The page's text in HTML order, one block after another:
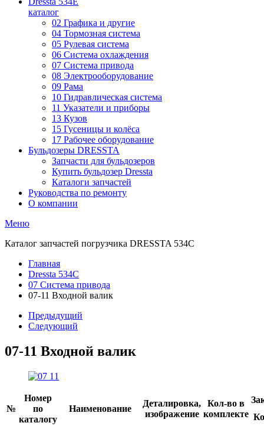
каталог
02 Графика и другие
04 Тормозная система
05 Рулевая система
06 Система охлаждения
07 Система привода
08 Электрооборудование
09 Рама
10 Гидравлическая система
11 Указатели и приборы
13 Кузов
15 Гусеницы и колёса
17 Рабочее оборудование
Бульдозеры DRESSTA
Запчасти для бульдозеров
Купить бульдозер Dressta
Каталоги запчастей
Руководства по ремонту
О компании
Меню
Каталог запчастей погрузчика DRESSTA 534C
Главная
Dressta 534C
07 Система привода
07-11 Входной валик
Предыдущий
Следующий
07-11 Входной валик
№
Номер
по
каталогу
Наименование
Деталировка,
изображение
Кол-во в
комплекте